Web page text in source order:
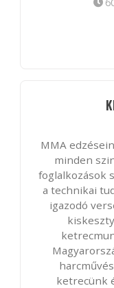
MMA
minden
foglalkozások
a technikai
igazodó
ketrecünk